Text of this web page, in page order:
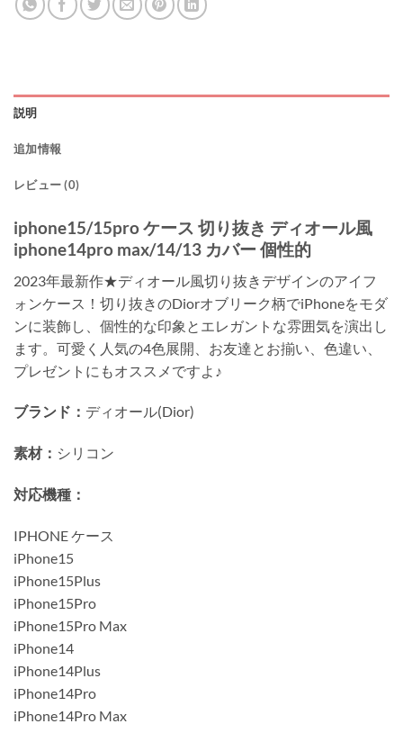
説明
追加情報
レビュー (0)
iphone15/15pro ケース 切り抜き ディオール風
iphone14pro max/14/13 カバー 個性的
2023年最新作★ディオール風切り抜きデザインのアイフ
ォンケース！切り抜きのDiorオブリーク柄でiPhoneをモダ
ンに装飾し、個性的な印象とエレガントな雰囲気を演出し
ます。可愛く人気の4色展開、お友達とお揃い、色違い、
プレゼントにもオススメですよ♪
ブランド： ディオール(Dior)
素材： シリコン
対応機種：
IPHONE ケース
iPhone15
iPhone15Plus
iPhone15Pro
iPhone15Pro Max
iPhone14
iPhone14Plus
iPhone14Pro
iPhone14Pro Max